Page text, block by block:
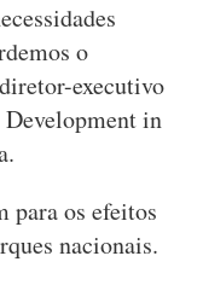
o
executivo
in
para os efeitos
nacionais.